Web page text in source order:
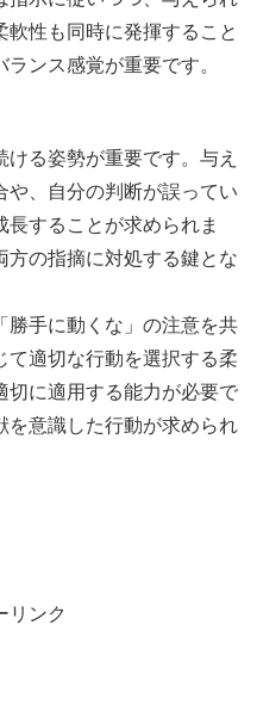
性も同時に発揮すること
ンス感覚が重要です。
る姿勢が重要です。与え
や、自分の判断が誤ってい
することが求められま
方の指摘に対処する鍵とな
勝手に動くな」の注意を共
て適切な行動を選択する柔
切に適用する能力が必要で
を意識した行動が求められ
リンク